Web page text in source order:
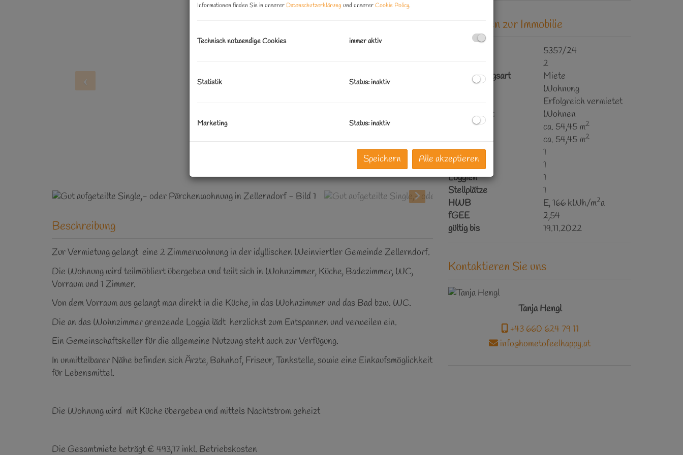
Beschreibung
Zur Vermietung gelangt eine 2 Zimmerwohnung in der idyllischen Weinviertler Gemeinde Zellerndorf.
Die Wohnung wird teilmöbliert übergeben und teilt sich in Wohnzimmer, Küche, Badezimmer, WC,
Vorraum und 1 Zimmer.
Von dem Vorraum aus gelangt man direkt in die Küche, in das Wohnzimmer und das Bad bzw. WC.
Die an das Wohnzimmer grenzende Loggia lädt herzlichst zum Entspannen und verweilen ein.
Ein Gemeinschaftskeller für die allgemeine Nutzung steht auch zur Verfügung.
In unmittelbarer Nähe befinden sich Ärzte, Bahnhof, Friseur, Tankstelle, sowie eine Einkaufsmöglichkeit
für Lebensmittel.
Die Wohnung wird mit Küche übergeben und mittels Nachtstrom geheizt
Die Gesamtmiete beträgt € 493,17 inkl. Betriebskosten
Basisdaten zur Immobilie
5357/24
2
Vermarktungsart
Miete
Wohnung
Erfolgreich vermietet
Nutzungsart
Wohnen
Fläche
ca. 54,45 m2
Wohnfläche ca. 54,45 m2
Bäder
1
WC
1
Loggien
1
Stellplätze
1
HWB
E, 166 kWh/m2a
fGEE
2,54
gültig bis
19.11.2022
Kontaktieren Sie uns
Tanja Hengl
+43 660 624 79 11
info@hometofeelhappy.at
Informationen finden Sie in unserer Datenschutzerklärung und unsererCookie Policy.
Technisch notwendige Cookies immer aktiv
Statistik Status: inaktiv
Marketing Status: inaktiv
Speichern Alle akzeptieren